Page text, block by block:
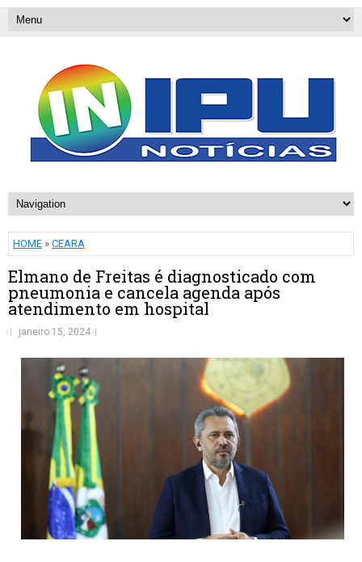
HOME » CEARA
Elmano de Freitas é diagnosticado com
pneumonia e cancela agenda após
atendimento em hospital
janeiro 15, 2024